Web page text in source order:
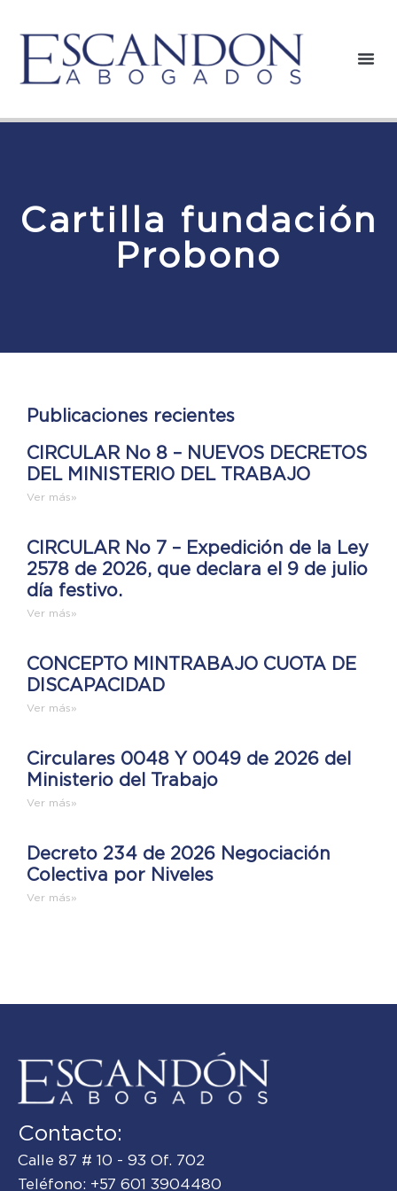
Cartilla fundación
Probono
Publicaciones recientes
CIRCULAR No 8 – NUEVOS DECRETOS
DEL MINISTERIO DEL TRABAJO
Ver más»
CIRCULAR No 7 – Expedición de la Ley
2578 de 2026, que declara el 9 de julio
día festivo.
Ver más»
CONCEPTO MINTRABAJO CUOTA DE
DISCAPACIDAD
Ver más»
Circulares 0048 Y 0049 de 2026 del
Ministerio del Trabajo
Ver más»
Decreto 234 de 2026 Negociación
Colectiva por Niveles
Ver más»
Contacto:
Calle 87 # 10 - 93 Of. 702
Teléfono: +57 601 3904480